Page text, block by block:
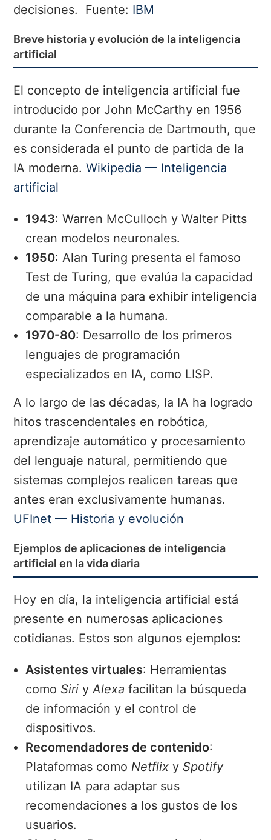
decisiones.
Fuente: IBM
Breve historia y evolución de la inteligencia
artificial
El concepto de inteligencia artificial fue
introducido por John McCarthy en 1956
durante la Conferencia de Dartmouth, que
es considerada el punto de partida de la
IA moderna.Wikipedia — Inteligencia
artificial
1943: Warren McCulloch y Walter Pitts
crean modelos neuronales.
1950: Alan Turing presenta el famoso
Test de Turing, que evalúa la capacidad
de una máquina para exhibir inteligencia
comparable a la humana.
1970-80: Desarrollo de los primeros
lenguajes de programación
especializados en IA, como LISP.
A lo largo de las décadas, la IA ha logrado
hitos trascendentales en robótica,
aprendizaje automático y procesamiento
del lenguaje natural, permitiendo que
sistemas complejos realicen tareas que
antes eran exclusivamente humanas.
UFInet — Historia y evolución
Ejemplos de aplicaciones de inteligencia
artificial en la vida diaria
Hoy en día, la inteligencia artificial está
presente en numerosas aplicaciones
cotidianas. Estos son algunos ejemplos:
Asistentes virtuales: Herramientas
como Siri yAlexa facilitan la búsqueda
de información y el control de
dispositivos.
Recomendadores de contenido:
Plataformas como Netflix y Spotify
utilizan IA para adaptar sus
recomendaciones a los gustos de los
usuarios.